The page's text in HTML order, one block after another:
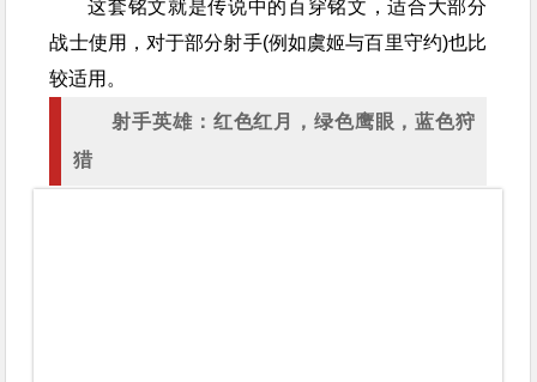
这套铭文就是传说中的百穿铭文，适合大部分
战士使用，对于部分射手(例如虞姬与百里守约)也比
较适用。
射手英雄：红色红月，绿色鹰眼，蓝色狩
猎